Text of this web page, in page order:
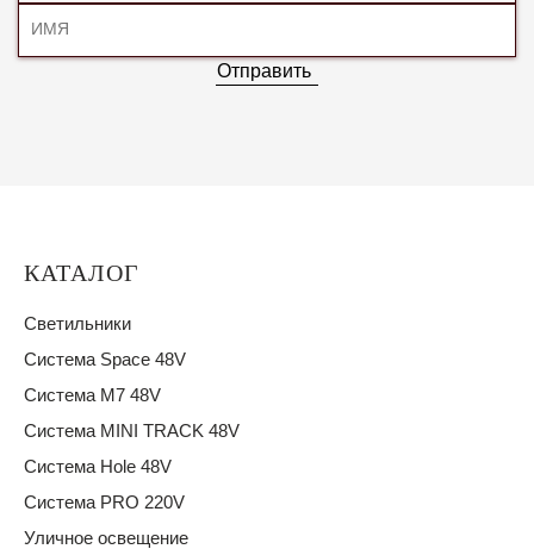
Отправить
КАТАЛОГ
Светильники
Система Space 48V
Система M7 48V
Система MINI TRACK 48V
Система Hole 48V
Система PRO 220V
Уличное освещение